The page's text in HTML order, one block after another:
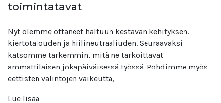
toimintatavat
Nyt olemme ottaneet haltuun kestävän kehityksen,
kiertotalouden ja hiilineutraaliuden. Seuraavaksi
katsomme tarkemmin, mitä ne tarkoittavat
ammattilaisen jokapäiväisessä työssä. Pohdimme myös
eettisten valintojen vaikeutta,
Lue lisää